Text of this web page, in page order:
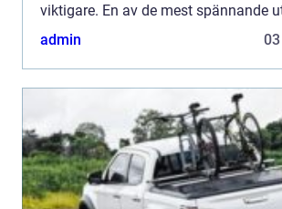
viktigare. En av de mest spännande
admin